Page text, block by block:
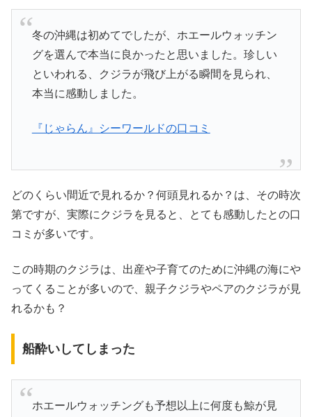
冬の沖縄は初めてでしたが、ホエールウォッチン
グを選んで本当に良かったと思いました。珍しい
といわれる、クジラが飛び上がる瞬間を見られ、
本当に感動しました。
『じゃらん』シーワールドの口コミ
どのくらい間近で見れるか？何頭見れるか？は、その時次
第ですが、実際にクジラを見ると、とても感動したとの口
コミが多いです。
この時期のクジラは、出産や子育てのために沖縄の海にや
ってくることが多いので、親子クジラやペアのクジラが見
れるかも？
船酔いしてしまった
ホエールウォッチングも予想以上に何度も鯨が見